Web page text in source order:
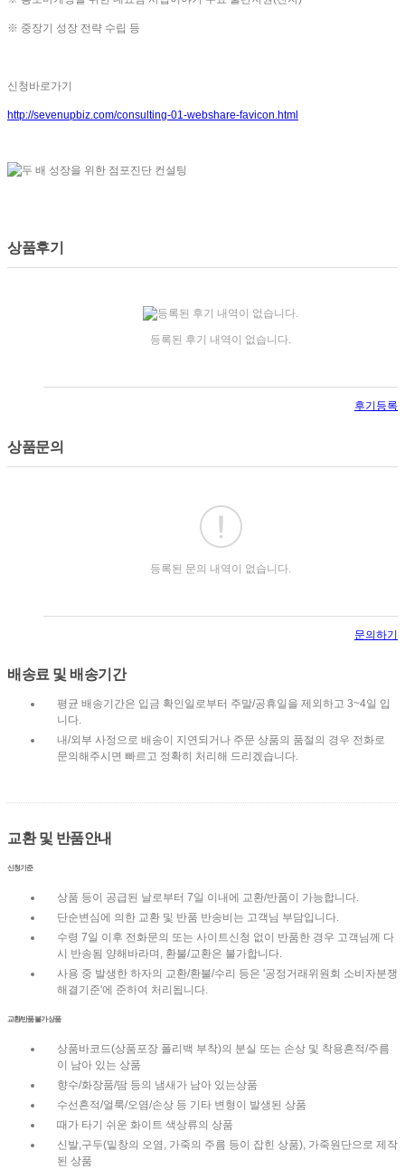
※ 중장기 성장 전략 수립 등
신청바로가기
http://sevenupbiz.com/consulting-01-webshare-favicon.html
상품후기
등록된 후기 내역이 없습니다.
후기등록
상품문의
등록된 문의 내역이 없습니다.
문의하기
배송료 및 배송기간
평균 배송기간은 입금 확인일로부터 주말/공휴일을 제외하고 3~4일 입
니다.
내/외부 사정으로 배송이 지연되거나 주문 상품의 품절의 경우 전화로
문의해주시면 빠르고 정확히 처리해 드리겠습니다.
교환 및 반품안내
신청기준
상품 등이 공급된 날로부터 7일 이내에 교환/반품이 가능합니다.
단순변심에 의한 교환 및 반품 반송비는 고객님 부담입니다.
수령 7일 이후 전화문의 또는 사이트신청 없이 반품한 경우 고객님께 다
시 반송됨 양해바라며, 환불/교환은 불가합니다.
사용 중 발생한 하자의 교환/환불/수리 등은 '공정거래위원회 소비자분쟁
해결기준'에 준하여 처리됩니다.
교환/반품 불가 상품
상품바코드(상품포장 폴리백 부착)의 분실 또는 손상 및 착용흔적/주름
이 남아 있는 상품
향수/화장품/땀 등의 냄새가 남아 있는상품
수선흔적/얼룩/오염/손상 등 기타 변형이 발생된 상품
때가 타기 쉬운 화이트 색상류의 상품
신발,구두(밑창의 오염, 가죽의 주름 등이 잡힌 상품), 가죽원단으로 제작
된 상품